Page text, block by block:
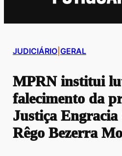
JUDICIÁRIO| GERAL
MPRN institui
falecimento da
Justiça
Rêgo Bezerra